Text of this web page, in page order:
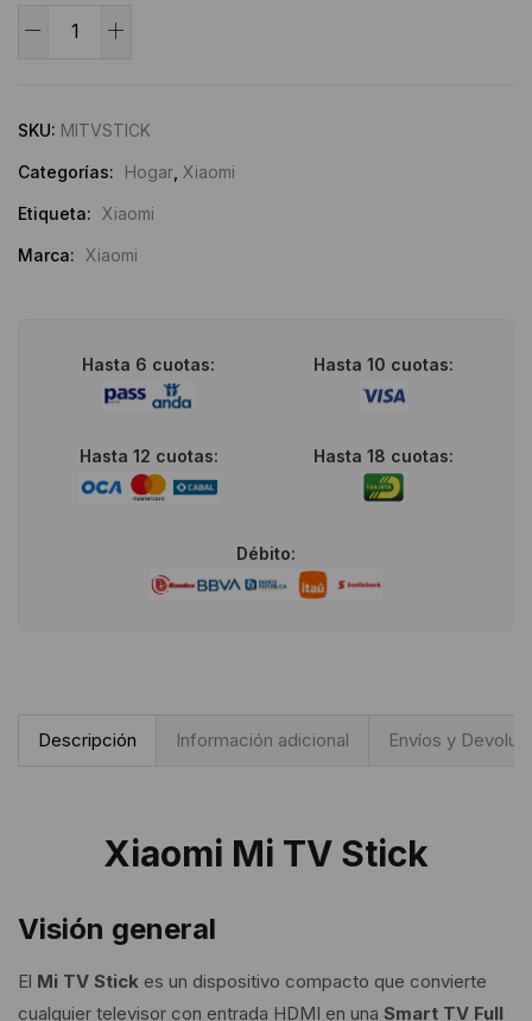
cantidad
SKU: MITVSTICK
Categorías: Hogar Xiaomi
Etiqueta: Xiaomi
Marca: Xiaomi
Hasta 6 cuotas: Hasta 10 cuotas:
Hasta 12 cuotas: Hasta 18 cuotas:
Débito:
Descripción Información adicional Envíos y
Xiaomi Mi TV Stick
Visión general
El Mi TV Stick es un dispositivo compacto que convierte
cualquier televisor con entrada HDMI en una Smart TV Full